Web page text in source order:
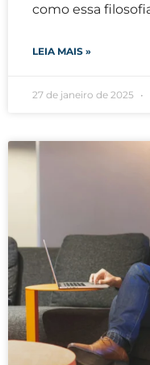
como essa
LEIA MAIS »
27 de janeiro de 2025